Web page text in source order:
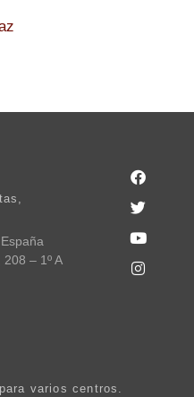
– 1º A
varios centros.